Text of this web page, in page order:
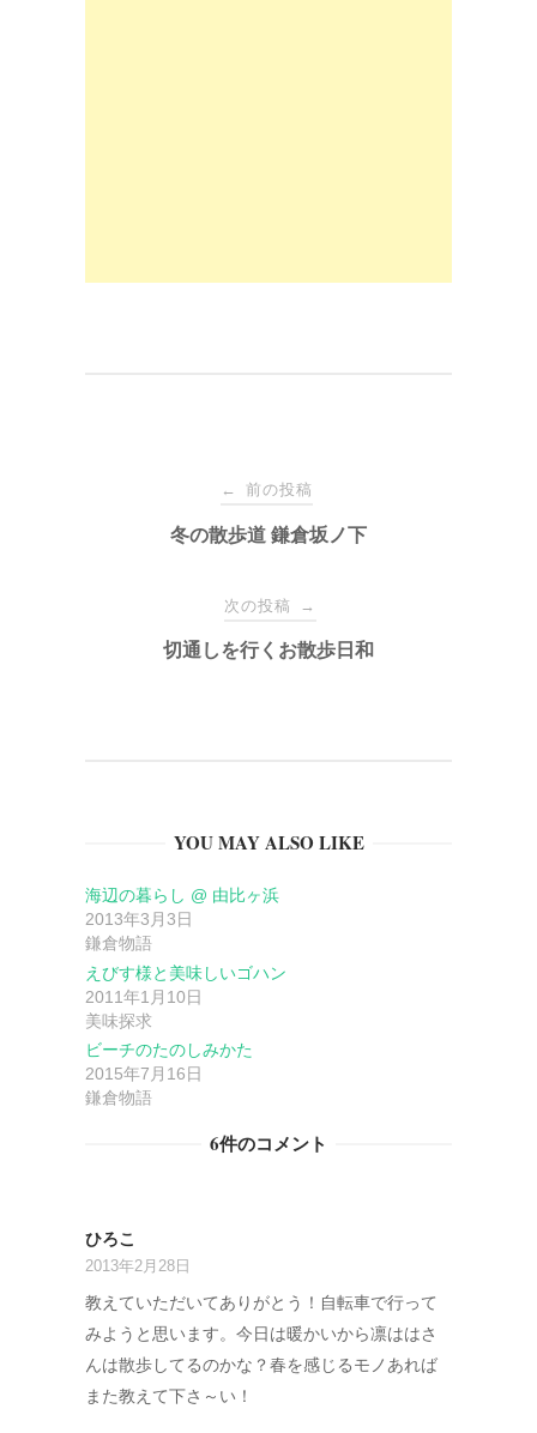
ョ
ン
← 前の投稿
冬の散歩道 鎌倉坂ノ下
次の投稿 →
切通しを行くお散歩日和
YOU MAY ALSO LIKE
海辺の暮らし @ 由比ヶ浜
2013年3月3日
鎌倉物語
えびす様と美味しいゴハン
2011年1月10日
美味探求
ビーチのたのしみかた
2015年7月16日
鎌倉物語
6件のコメント
ひろこ
2013年2月28日
教えていただいてありがとう！自転車で行って
みようと思います。今日は暖かいから凛ははさ
んは散歩してるのかな？春を感じるモノあれば
また教えて下さ～い！